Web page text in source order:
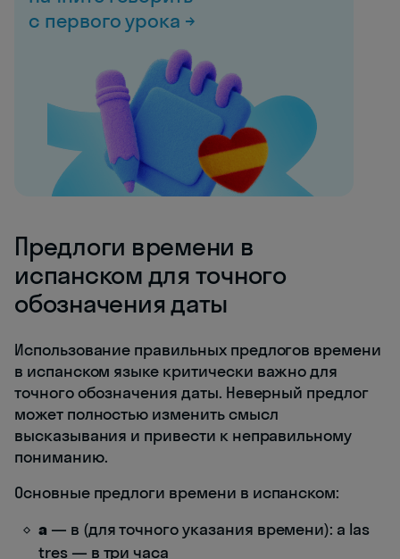
с первого урока →
Предлоги времени в
испанском для точного
обозначения даты
Использование правильных предлогов времени
в испанском языке критически важно для
точного обозначения даты. Неверный предлог
может полностью изменить смысл
высказывания и привести к неправильному
пониманию.
Основные предлоги времени в испанском:
a — в (для точного указания времени): a las
tres — в три часа